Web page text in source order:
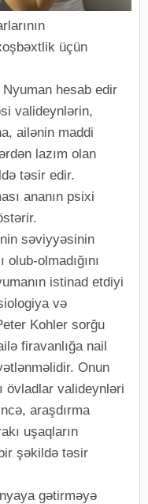
üçün
Nyuman hesab edir
valideynlərin,
ailənin maddi
lazım olan
təsir edir.
ananın psixi
səviyyəsinin
olub-olmadığını
istinad etdiyi
və
Kohler sorğu
firavanlığa nail
Onun
övladlar valideynləri
araşdırma
uşaqların
şəkildə təsir
gətirməyə